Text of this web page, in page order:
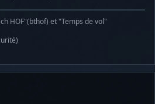
HOF"(bthof) et "Temps de vol"